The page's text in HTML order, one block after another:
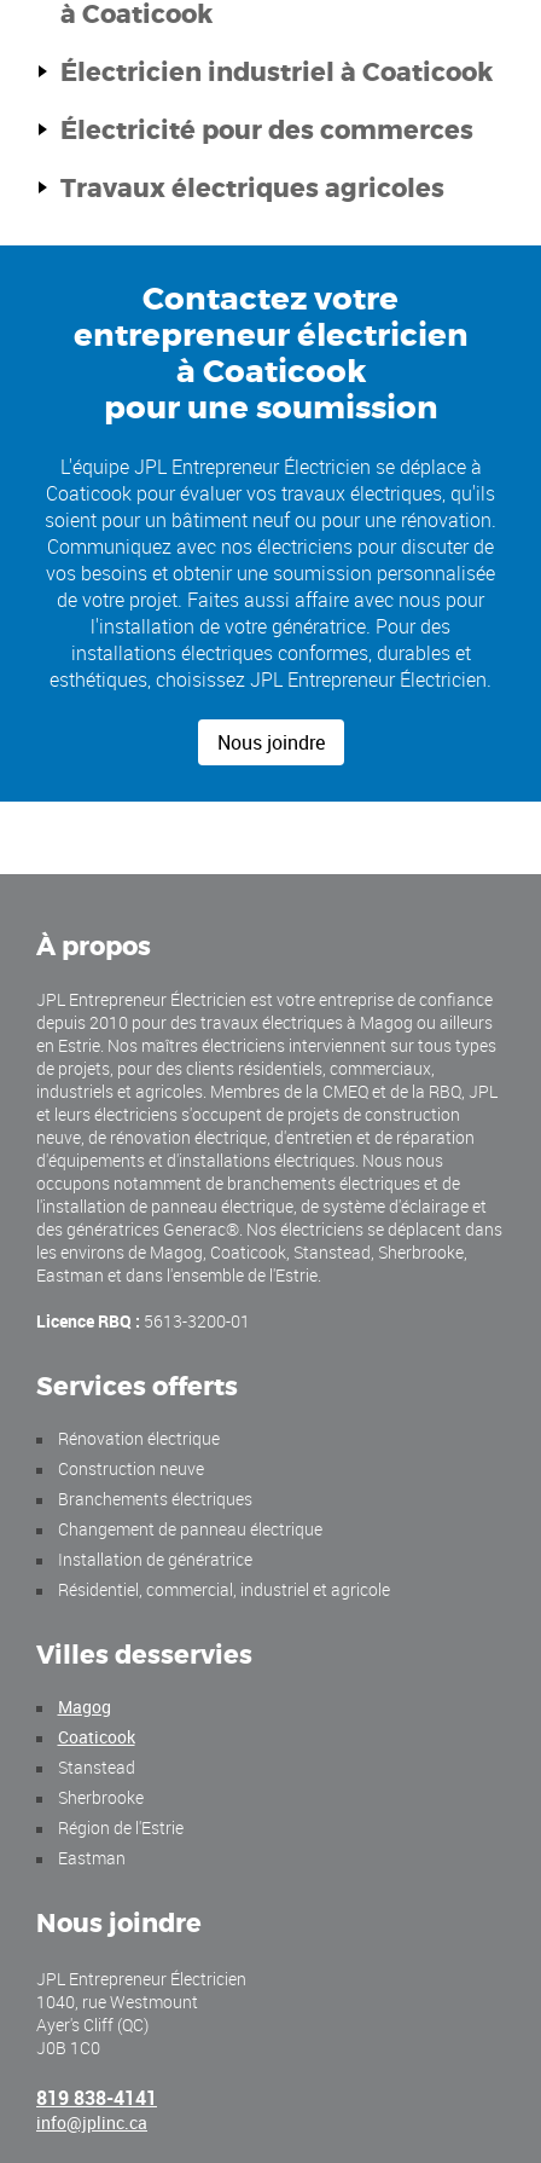
à Coaticook
Électricien industriel à Coaticook
Électricité pour des commerces
Travaux électriques agricoles
Contactez votre
entrepreneur électricien
à Coaticook
pour une soumission
L'équipe JPL Entrepreneur Électricien se déplace à
Coaticook pour évaluer vos travaux électriques, qu'ils
soient pour un bâtiment neuf ou pour une rénovation.
Communiquez avec nos électriciens pour discuter de
vos besoins et obtenir une soumission personnalisée
de votre projet. Faites aussi affaire avec nous pour
l'installation de votre génératrice. Pour des
installations électriques conformes, durables et
esthétiques, choisissez JPL Entrepreneur Électricien.
Nous joindre
À propos
JPL Entrepreneur Électricien est votre entreprise de confiance
depuis 2010 pour des travaux électriques à Magog ou ailleurs
en Estrie. Nos maîtres électriciens interviennent sur tous types
de projets, pour des clients résidentiels, commerciaux,
industriels et agricoles. Membres de la CMEQ et de la RBQ, JPL
et leurs électriciens s'occupent de projets de construction
neuve, de rénovation électrique, d'entretien et de réparation
d'équipements et d'installations électriques. Nous nous
occupons notamment de branchements électriques et de
l'installation de panneau électrique, de système d'éclairage et
des génératrices Generac®. Nos électriciens se déplacent dans
les environs de Magog, Coaticook, Stanstead, Sherbrooke,
Eastman et dans l'ensemble de l'Estrie.
Licence RBQ : 5613-3200-01
Services offerts
Rénovation électrique
Construction neuve
Branchements électriques
Changement de panneau électrique
Installation de génératrice
Résidentiel, commercial, industriel et agricole
Villes desservies
Magog
Coaticook
Stanstead
Sherbrooke
Région de l'Estrie
Eastman
Nous joindre
JPL Entrepreneur Électricien
1040, rue Westmount
Ayer's Cliff (QC)
J0B 1C0
819 838-4141
info@jplinc.ca